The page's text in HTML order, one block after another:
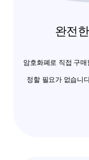
완전
암호화폐로 직접 구
정할 필요가 없습니